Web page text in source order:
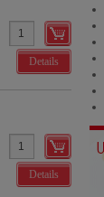
Details
Details